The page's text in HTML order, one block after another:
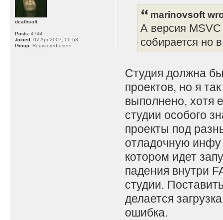
marinovsoft
А версия
собирается но
Студия должна
проектов, но я
выполнено, хотя
студии особого
проекты под
отладочную инфу
котором идет
падения внутри
студии.
делается
ошибка.
deathsoft
Posts: 4744
Joined: 07 Apr 2007, 00:58
Group: Registered users